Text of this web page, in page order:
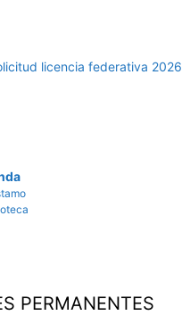
licencia federativa 2026
PERMANENTES